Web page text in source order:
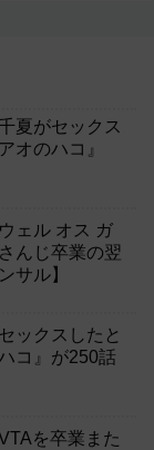
夏がセックス
オのハコ』
ェル オス ガ
んじ卒業の翌
サル】
ックスしたと
コ』が250話
を卒業また